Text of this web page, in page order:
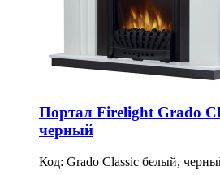
Портал Firelight Grado
черный
Код: Grado Classic белый,